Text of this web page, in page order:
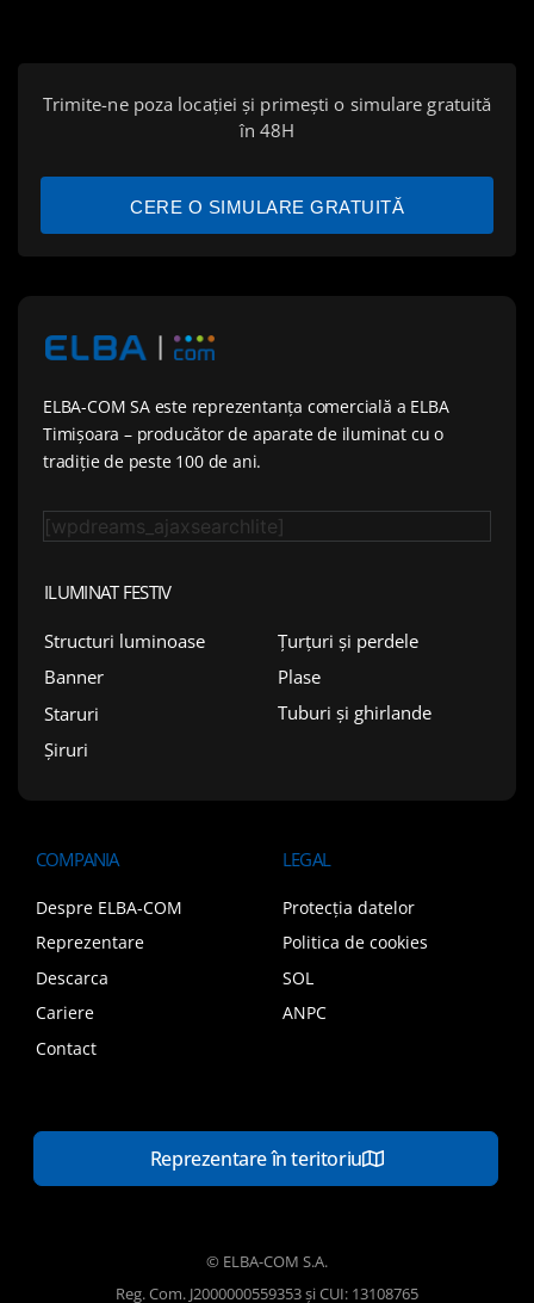
Trimite-ne poza locației și primești o simulare gratuită
în 48H
CERE O SIMULARE GRATUITĂ
ELBA-COM SA este reprezentanța comercială a ELBA
Timișoara – producător de aparate de iluminat cu o
tradiție de peste 100 de ani.
[wpdreams_ajaxsearchlite]
ILUMINAT FESTIV
Structuri luminoase
Banner
Staruri
Șiruri
Țurțuri și perdele
Plase
Tuburi și ghirlande
COMPANIA
Despre ELBA-COM
Reprezentare
Descarca
Cariere
Contact
LEGAL
Protecția datelor
Politica de cookies
SOL
ANPC
Reprezentare în teritoriu
© ELBA-COM S.A.
Reg. Com. J2000000559353 și CUI: 13108765